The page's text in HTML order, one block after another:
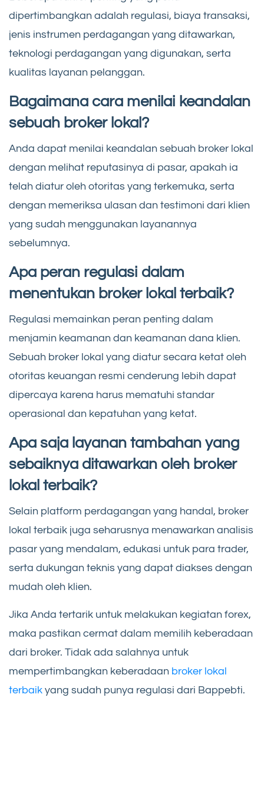
dipertimbangkan adalah regulasi, biaya transaksi,
jenis instrumen perdagangan yang ditawarkan,
teknologi perdagangan yang digunakan, serta
kualitas layanan pelanggan.
Bagaimana cara menilai keandalan
sebuah broker lokal?
Anda dapat menilai keandalan sebuah broker lokal
dengan melihat reputasinya di pasar, apakah ia
telah diatur oleh otoritas yang terkemuka, serta
dengan memeriksa ulasan dan testimoni dari klien
yang sudah menggunakan layanannya
sebelumnya.
Apa peran regulasi dalam
menentukan broker lokal terbaik?
Regulasi memainkan peran penting dalam
menjamin keamanan dan keamanan dana klien.
Sebuah broker lokal yang diatur secara ketat oleh
otoritas keuangan resmi cenderung lebih dapat
dipercaya karena harus mematuhi standar
operasional dan kepatuhan yang ketat.
Apa saja layanan tambahan yang
sebaiknya ditawarkan oleh broker
lokal terbaik?
Selain platform perdagangan yang handal, broker
lokal terbaik juga seharusnya menawarkan analisis
pasar yang mendalam, edukasi untuk para trader,
serta dukungan teknis yang dapat diakses dengan
mudah oleh klien.
Jika Anda tertarik untuk melakukan kegiatan forex,
maka pastikan cermat dalam memilih keberadaan
dari broker. Tidak ada salahnya untuk
mempertimbangkan keberadaan broker lokal
terbaik yang sudah punya regulasi dari Bappebti.